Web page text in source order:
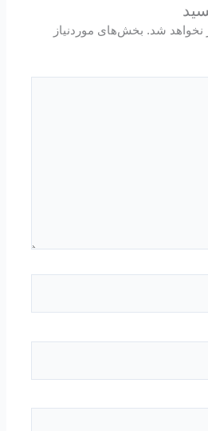
نخواهد شد. بخش‌های موردنیاز